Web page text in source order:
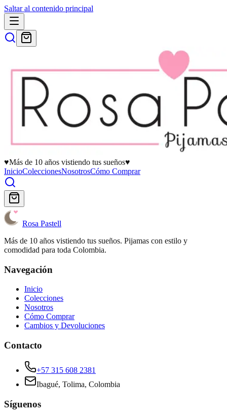
Saltar al contenido principal
♥Más de 10 años vistiendo tus sueños♥
InicioColeccionesNosotrosCómo Comprar
Rosa Pastell
Más de 10 años vistiendo tus sueños. Pijamas con estilo y
comodidad para toda Colombia.
Navegación
Inicio
Colecciones
Nosotros
Cómo Comprar
Cambios y Devoluciones
Contacto
+57 315 608 2381
Ibagué, Tolima, Colombia
Síguenos